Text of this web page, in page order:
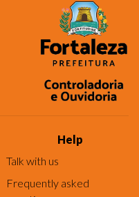
Help
Talk with us
Frequently asked